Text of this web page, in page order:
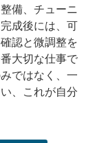
備、チューニ
成後には、可
認と微調整を
大切な仕事で
ではなく、一
、これが自分